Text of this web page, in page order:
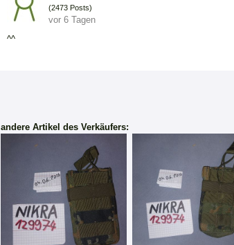
(2473 Posts)
vor 6 Tagen
^^
andere Artikel des Verkäufers: